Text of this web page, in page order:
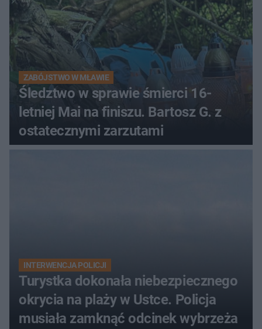
ZABÓJSTWO W MŁAWIE
Śledztwo w sprawie śmierci 16-
letniej Mai na finiszu. Bartosz G. z
ostatecznymi zarzutami
INTERWENCJA POLICJI
Turystka dokonała niebezpiecznego
okrycia na plaży w Ustce. Policja
musiała zamknąć odcinek wybrzeża